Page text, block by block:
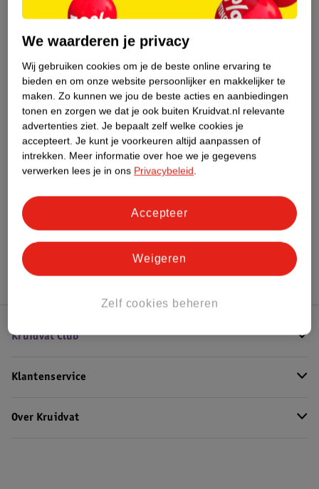
Nature Impact Score
Dit product heeft (nog) geen Nature
Meer informatie
Bestel & Bezorginformatie
Alle Mondwater en mondspray
Hoe controleren wij de reviews?
Kruidvat Club
Klantenservice
Over Kruidvat
We waarderen je privacy
Wij gebruiken cookies om je de beste online ervaring te
bieden en om onze website persoonlijker en makkelijker te
maken. Zo kunnen we jou de beste acties en aanbiedingen
tonen en zorgen we dat je ook buiten Kruidvat.nl relevante
advertenties ziet. Je bepaalt zelf welke cookies je
accepteert. Je kunt je voorkeuren altijd aanpassen of
intrekken. Meer informatie over hoe we je gegevens
verwerken lees je in ons Privacybeleid.
Zelf cookies beheren
Weigeren
Accepteer